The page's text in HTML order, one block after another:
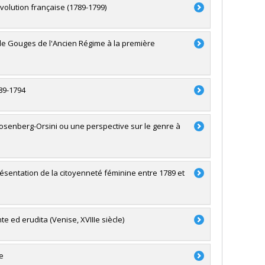
française (1789-1799)
Gouges de l'Ancien Régime à la première
1794
Orsini ou une perspective sur le genre à
de la citoyenneté féminine entre 1789 et
ed erudita (Venise, XVIIIe siècle)